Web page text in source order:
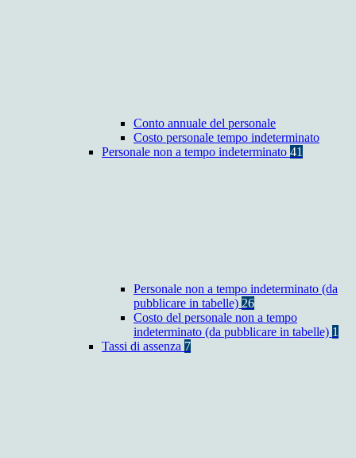
Conto annuale del personale
Costo personale tempo indeterminato
Personale non a tempo indeterminato 41
Personale non a tempo indeterminato (da
pubblicare in tabelle) 26
Costo del personale non a tempo
indeterminato (da pubblicare in tabelle) 1
Tassi di assenza 7